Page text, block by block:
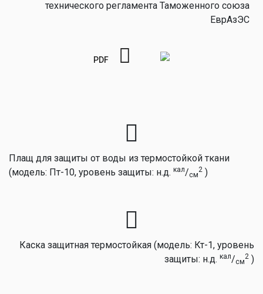
PDF
Плащ для защиты от воды из термостойкой ткани
(модель: Пт-10, уровень защиты: н.д. кал/см
2 )
Каска защитная термостойкая (модель: Кт-1, уровень
защиты: н.д. кал/см
2 )